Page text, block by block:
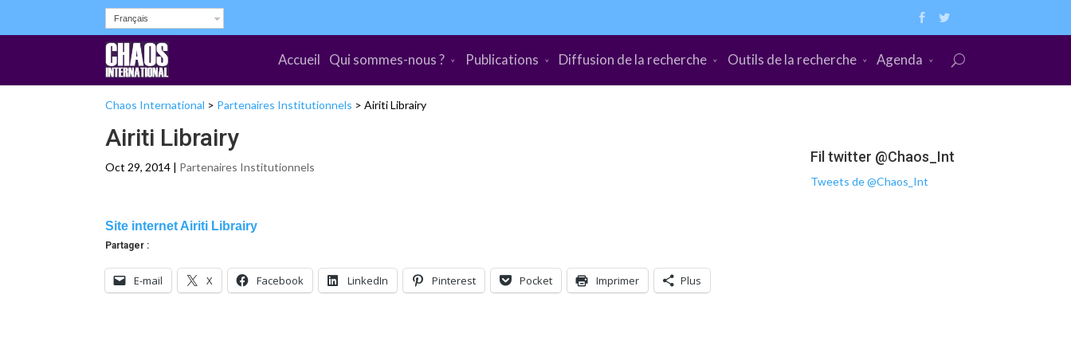
Français
Accueil Qui sommes-nous ? Publications Diffusion de la recherche Outils de la recherche Agenda
Chaos International > Partenaires Institutionnels > Airiti Librairy
Airiti Librairy
Oct 29, 2014 | Partenaires Institutionnels
Site internet Airiti Librairy
Partager :
E-mail X Facebook LinkedIn Pinterest Pocket Imprimer Plus
Fil twitter @Chaos_Int
Tweets de @Chaos_Int